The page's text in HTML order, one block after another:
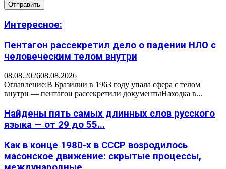
Интересное:
Пентагон рассекретил дело о падении НЛО с
человеческим телом внутри
08.08.202608.08.2026
Оглавление:В Бразилии в 1963 году упала сфера с телом
внутри — пентагон рассекретили документыНаходка в...
Найдены пять самых длинных слов русского
языка — от 29 до 55...
Как в конце 1980-х в СССР возродилось
масонское движение: скрытые процессы,